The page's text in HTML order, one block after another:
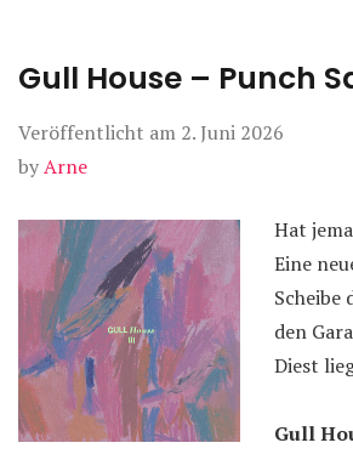
Gull House – Punch
Veröffentlicht am 2. Juni 2026
byArne
Hat
Eine
Scheibe
den
Diest
Gull